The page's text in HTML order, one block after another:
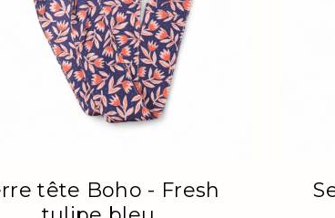
tête Boho - Fresh